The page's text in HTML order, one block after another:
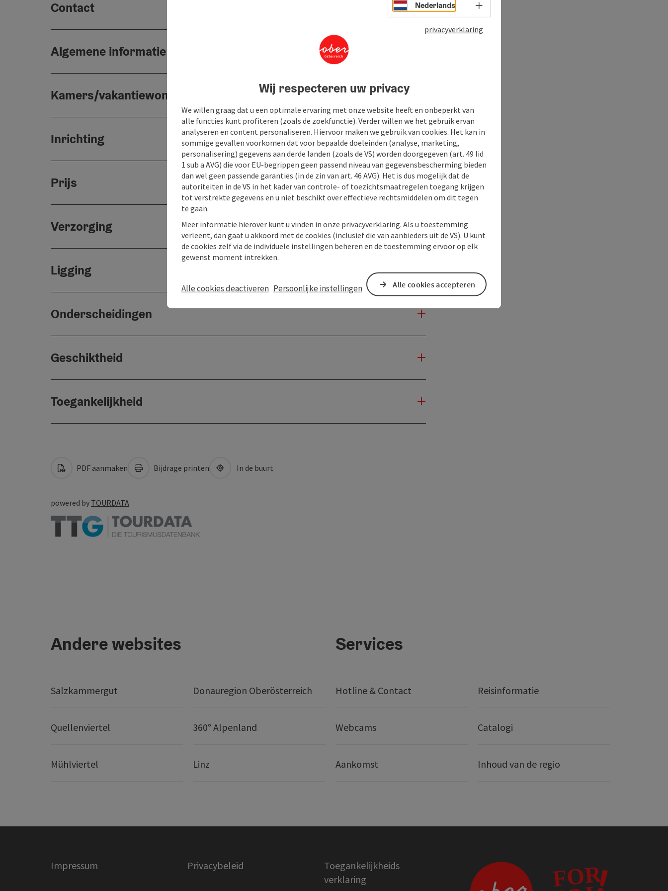
Contact
Algemene informatie
Kamers/vakantiewoningen
Inrichting
Prijs
Verzorging
Ligging
Onderscheidingen
Geschiktheid
Toegankelijkheid
PDF aanmaken Bijdrage printen In de buurt
powered by TOURDATA
Andere websites
Salzkammergut Donauregion Oberösterreich
Quellenviertel 360° Alpenland
Mühlviertel Linz
Services
Hotline & Contact Reisinformatie
Webcams Catalogi
Aankomst Inhoud van de regio
Impressum Privacybeleid
Toegankelijkheids
verklaring
Nederlands Taalkeuze - menu openen
privacyverklaring
Wij respecteren uw privacy
We willen graag dat u een optimale ervaring met onze website heeft en onbeperkt van
alle functies kunt profiteren (zoals de zoekfunctie). Verder willen we het gebruik ervan
analyseren en content personaliseren. Hiervoor maken we gebruik van cookies. Het kan in
sommige gevallen voorkomen dat voor bepaalde doeleinden (analyse, marketing,
personalisering) gegevens aan derde landen (zoals de VS) worden doorgegeven (art. 49 lid
1 sub a AVG) die voor EU-begrippen geen passend niveau van gegevensbescherming bieden
dan wel geen passende garanties (in de zin van art. 46 AVG). Het is dus mogelijk dat de
autoriteiten in de VS in het kader van controle- of toezichtsmaatregelen toegang krijgen
tot verstrekte gegevens en u niet beschikt over effectieve rechtsmiddelen om dit tegen
te gaan.
Meer informatie hierover kunt u vinden in onze privacyverklaring. Als u toestemming
verleent, dan gaat u akkoord met de cookies (inclusief die van aanbieders uit de VS). U kunt
de cookies zelf via de individuele instellingen beheren en de toestemming ervoor op elk
gewenst moment intrekken.
Alle cookies deactiveren Persoonlijke instellingen Alle cookies accepteren